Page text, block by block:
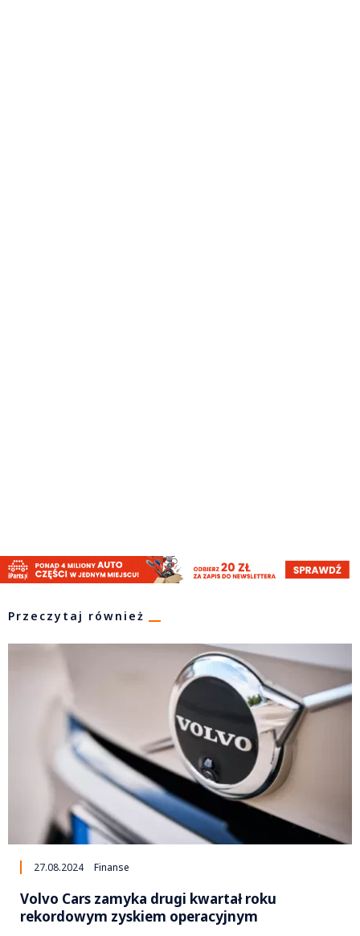
Przeczytaj również
27.08.2024 Finanse
Volvo Cars zamyka drugi kwartał roku
rekordowym zyskiem operacyjnym